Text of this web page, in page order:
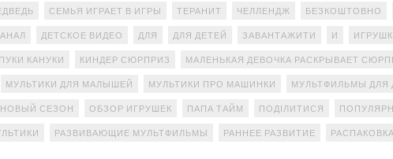
СЕМЬЯ ИГРАЕТ В ИГРЫ ТЕРАНИТ ЧЕЛЛЕНДЖ БЕЗКОШТОВНО
ДЕТСКОЕ ВИДЕО ДЛЯ ДЛЯ ДЕТЕЙ ЗАВАНТАЖИТИ И
КАНУКИ КИНДЕР СЮРПРИЗ МАЛЕНЬКАЯ ДЕВОЧКА РАСКРЫВАЕТ
МУЛЬТИКИ ДЛЯ МАЛЫШЕЙ МУЛЬТИКИ ПРО МАШИНКИ МУЛЬТФИЛЬМЫ ДЛЯ
НОВЫЙ СЕЗОН ОБЗОР ИГРУШЕК ПАПА ТАЙМ ПОДІЛИТИСЯ
РАЗВИВАЮЩИЕ МУЛЬТФИЛЬМЫ РАННЕЕ РАЗВИТИЕ